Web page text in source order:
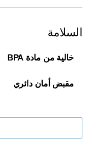
السلامة
خالية من مادة BPA
مقبض أمان دائري